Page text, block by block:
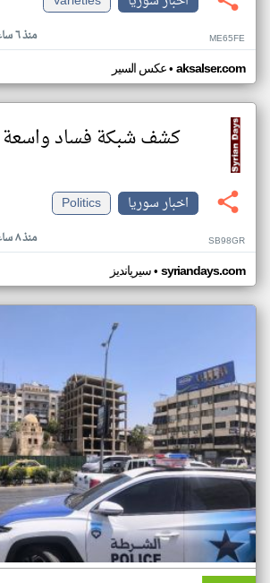
منذ ٦ ساعات ME65FE
عكس السير• aksalser.com
كشف شبكة فساد
اخبار سوريا
Politics
منذ ٨ ساعات SB98GR
سيريانديز• syriandays.com